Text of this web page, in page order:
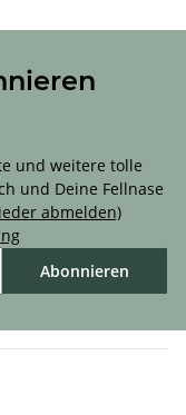
und weitere tolle
und Deine Fellnase
abmelden)
Abonnieren